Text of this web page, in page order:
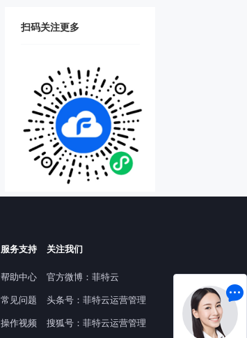
扫码关注更多
服务支持
帮助中心
常见问题
操作视频
关注我们
官方微博：菲特云
头条号：菲特云运营管理
搜狐号：菲特云运营管理